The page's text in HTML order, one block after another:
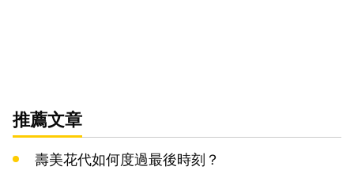
推薦文章
壽美花代如何度過最後時刻？